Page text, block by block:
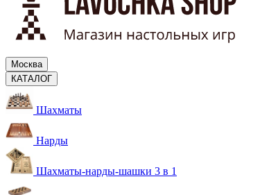
Москва
КАТАЛОГ
Шахматы
Нарды
Шахматы-нарды-шашки 3 в 1